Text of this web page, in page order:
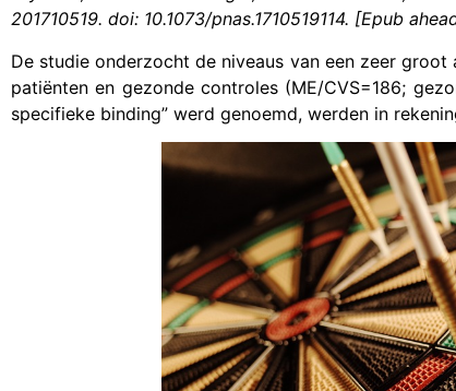
201710519. doi: 10.1073/pnas.1710519114. [Epub
De studie onderzocht de niveaus van een zeer
patiënten en gezonde controles (ME/CVS=186;
specifieke binding” werd genoemd, werden in